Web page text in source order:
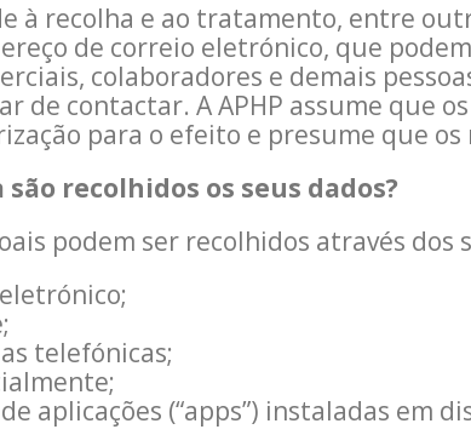
à recolha e ao tratamento, entre
de correio eletrónico, que
colaboradores e demais
de contactar. A APHP assume que
para o efeito e presume que
recolhidos os seus dados?
podem ser recolhidos através dos
telefónicas;
aplicações (“apps”) instaladas em